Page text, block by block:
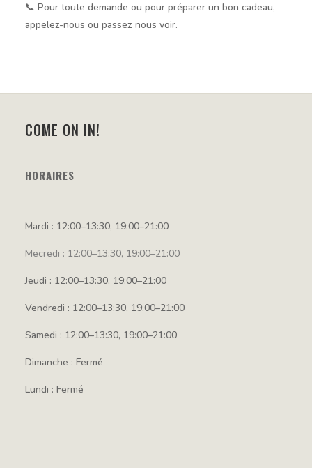
📞 Pour toute demande ou pour préparer un bon cadeau,
appelez-nous ou passez nous voir.
COME ON IN!
HORAIRES
Mardi : 12:00–13:30, 19:00–21:00
Mecredi : 12:00–13:30, 19:00–21:00
Jeudi : 12:00–13:30, 19:00–21:00
Vendredi : 12:00–13:30, 19:00–21:00
Samedi : 12:00–13:30, 19:00–21:00
Dimanche : Fermé
Lundi : Fermé